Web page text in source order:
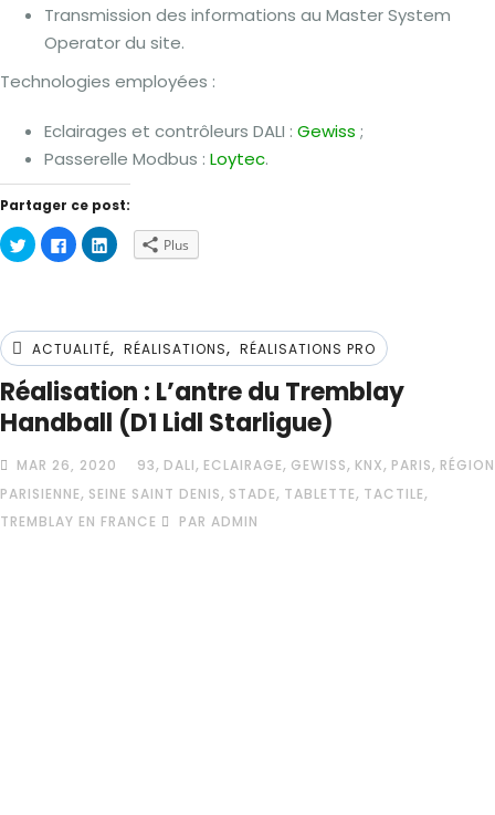
Transmission des informations au Master System
Operator du site.
Technologies employées :
Eclairages et contrôleurs DALI : Gewiss ;
Passerelle Modbus : Loytec.
Partager ce post:
Cliquez
pour
partager
nouvelle
fenêtre)
Cliquez
pour
partager
nouvelle
fenêtre)
Cliquez
pour
nouvelle
fenêtre)
Plus
ACTUALITÉ, RÉALISATIONS, RÉALISATIONS PRO
Réalisation : L’antre du Tremblay
Handball (D1 Lidl Starligue)
MAR 26, 2020 93, DALI, ECLAIRAGE, GEWISS, KNX, PARIS, RÉGION
PARISIENNE, SEINE SAINT DENIS, STADE, TABLETTE, TACTILE,
TREMBLAY EN FRANCE PAR ADMIN